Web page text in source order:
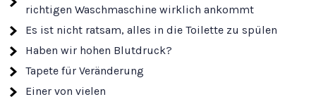
richtigen Waschmaschine wirklich ankommt
Es ist nicht ratsam, alles in die Toilette zu spülen
Haben wir hohen Blutdruck?
Tapete für Veränderung
Einer von vielen